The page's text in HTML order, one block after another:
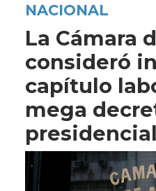
NACIONAL
La Cámara
consideró
capítulo
mega
presidencial